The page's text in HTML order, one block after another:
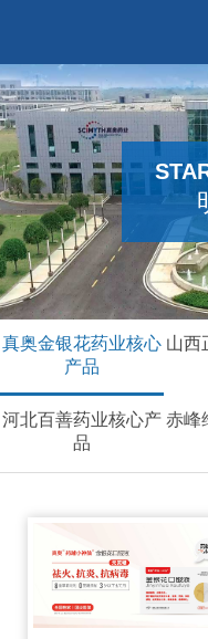
真奥金银花药业核心
产品
山西
河北百善药业核心产
品
赤峰